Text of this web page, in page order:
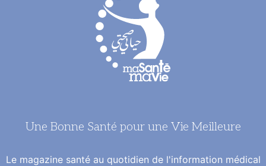
Une Bonne Santé pour une Vie Meilleure
Le magazine santé au quotidien de l'information médical